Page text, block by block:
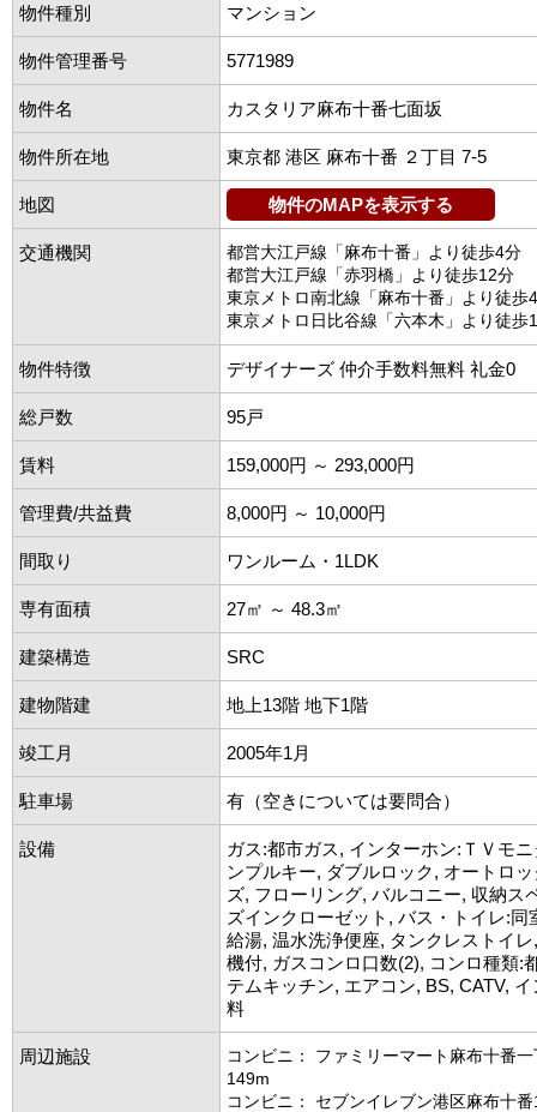
物件種別 マンション
物件管理番号 5771989
物件名 カスタリア麻布十番七面坂
物件所在地 東京都 港区 麻布十番 ２丁目 7-5
地図 物件のMAPを表示する
交通機関
都営大江戸線「麻布十番」より徒歩4分
都営大江戸線「赤羽橋」より徒歩12分
東京メトロ南北線「麻布十番」より徒歩
東京メトロ日比谷線「六本木」より徒歩
物件特徴 デザイナーズ 仲介手数料無料 礼金0
総戸数 95戸
賃料 159,000円 ～ 293,000円
管理費/共益費 8,000円 ～ 10,000円
間取り ワンルーム・1LDK
専有面積 27㎡ ～ 48.3㎡
建築構造 SRC
建物階建 地上13階 地下1階
竣工月 2005年1月
駐車場 有（空きについては要問合）
設備
ガス:都市ガス, インターホン:ＴＶモ
ンプルキー, ダブルロック, オートロ
ズ, フローリング, バルコニー, 収納ス
ズインクローゼット, バス・トイレ:同
給湯, 温水洗浄便座, タンクレストイ
機付, ガスコンロ口数(2), コンロ種類:
テムキッチン, エアコン, BS, CATV,
料
周辺施設
コンビニ： ファミリーマート麻布十番
149m
コンビニ： セブンイレブン港区麻布十